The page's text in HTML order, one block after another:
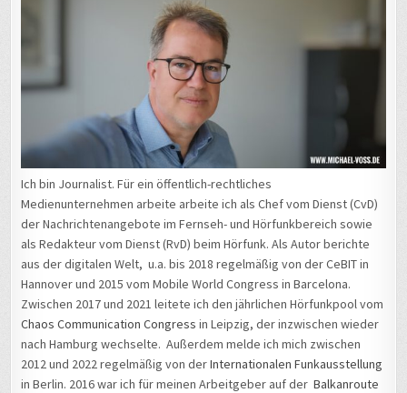
Ich bin Journalist. Für ein öffentlich-rechtliches
Medienunternehmen arbeite arbeite ich als Chef vom Dienst (CvD)
der Nachrichtenangebote im Fernseh- und Hörfunkbereich sowie
als Redakteur vom Dienst (RvD) beim Hörfunk. Als Autor berichte
aus der digitalen Welt, u.a. bis 2018 regelmäßig von der CeBIT in
Hannover und 2015 vom Mobile World Congress in Barcelona.
Zwischen 2017 und 2021 leitete ich den jährlichen Hörfunkpool vom
Chaos Communication Congress in Leipzig, der inzwischen wieder
nach Hamburg wechselte. Außerdem melde ich mich zwischen
2012 und 2022 regelmäßig von derInternationalen Funkausstellung
in Berlin. 2016 war ich für meinen Arbeitgeber auf derBalkanroute